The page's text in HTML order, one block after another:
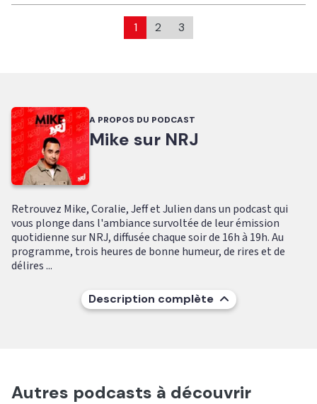
1 2 3
A PROPOS DU PODCAST
Mike sur NRJ
Retrouvez Mike, Coralie, Jeff et Julien dans un podcast qui
vous plonge dans l'ambiance survoltée de leur émission
quotidienne sur NRJ, diffusée chaque soir de 16h à 19h. Au
programme, trois heures de bonne humeur, de rires et de
délires ...
Description complète
Autres podcasts à découvrir